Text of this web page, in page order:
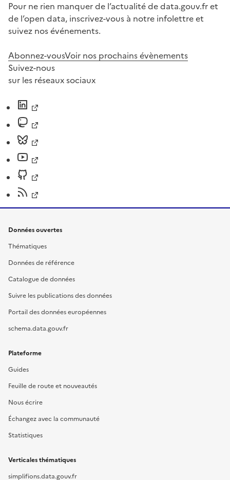
Pour ne rien manquer de l’actualité de data.gouv.fr et
de l’open data, inscrivez-vous à notre infolettre et
suivez nos événements.
Abonnez-vousVoir nos prochains évènements
Suivez-nous
sur les réseaux sociaux
Données ouvertes
Thématiques
Données de référence
Catalogue de données
Suivre les publications des données
Portail des données européennes
schema.data.gouv.fr
Plateforme
Guides
Feuille de route et nouveautés
Nous écrire
Échangez avec la communauté
Statistiques
Verticales thématiques
simplifions.data.gouv.fr